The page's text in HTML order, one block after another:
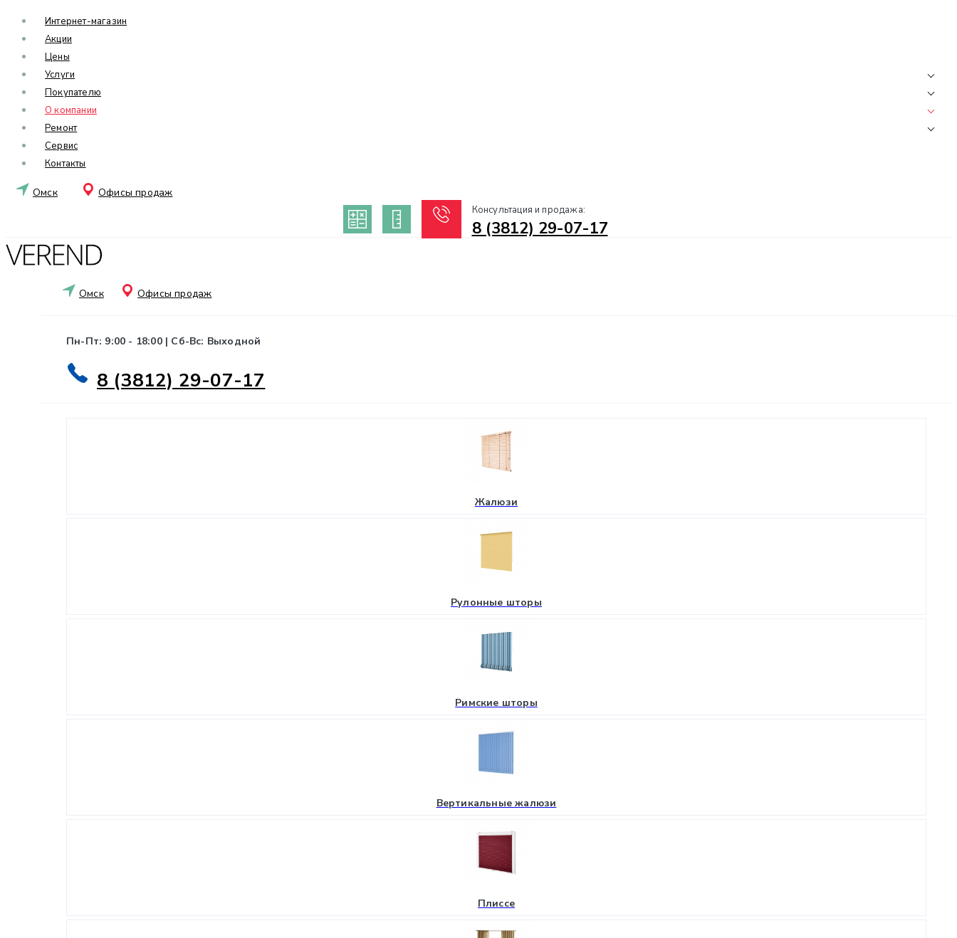
Интернет-магазин
Акции
Цены
Услуги
Покупателю
О компании
Ремонт
Сервис
Контакты
Омск Офисы продаж
Консультация и продажа:
8 (3812) 29-07-17
Омск Офисы продаж
Пн-Пт: 9:00 - 18:00 | Сб-Вс: Выходной
8 (3812) 29-07-17
Жалюзи
Рулонные шторы
Римские шторы
Вертикальные жалюзи
Плиссе